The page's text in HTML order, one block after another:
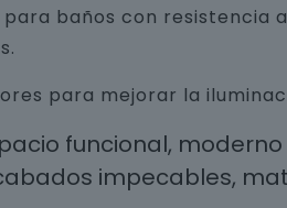
baños con resistencia
para mejorar la
funcional,
impecables,